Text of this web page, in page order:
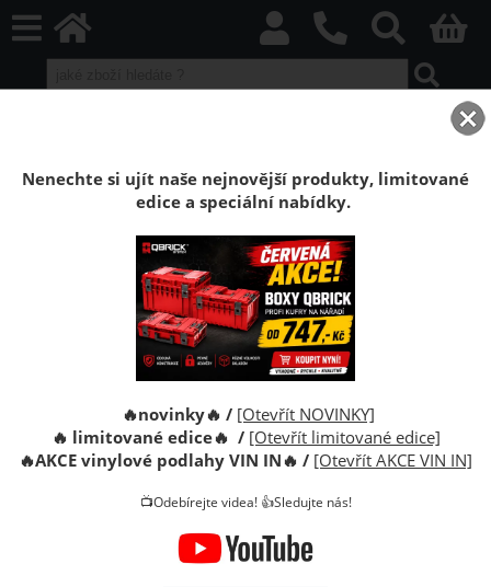
Podvozek Qbrick System PRO Transport Platform RED
Podvozek s kolečky pro kufry Qbrick
System PRO Transport Platform RED Ultra
HD
Podvozek s kolečky pro kufry Qbrick System PRO
Transport Platform RED Ultra HD
Nenechte si ujít naše nejnovější produkty, limitované
edice a speciální nabídky.
🔥novinky🔥 / [Otevřít NOVINKY]
🔥 limitované edice🔥 / [Otevřít limitované edice]
🔥AKCE vinylové podlahy VIN IN🔥 / [Otevřít AKCE VIN IN]
📺Odebírejte videa! 👍Sledujte nás!